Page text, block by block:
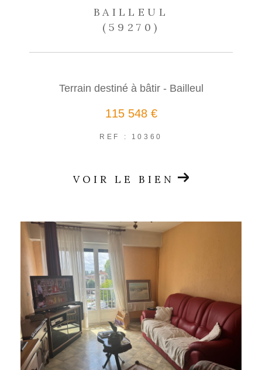
BAILLEUL
(59270)
Terrain destiné à bâtir - Bailleul
115 548 €
REF : 10360
VOIR LE BIEN